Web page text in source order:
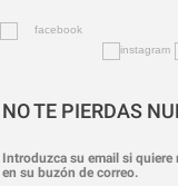
NO TE PIERDAS
Introduzca su email si
en su buzón de correo.